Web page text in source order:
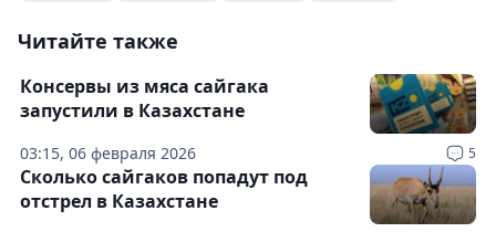
Читайте также
03:15, 06 февраля 2026 5
Консервы из мяса сайгака
запустили в Казахстане
Сколько сайгаков попадут под
отстрел в Казахстане